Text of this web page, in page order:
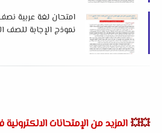
امتحان لغة عربية
💥💥 المزيد من الإمتحانات